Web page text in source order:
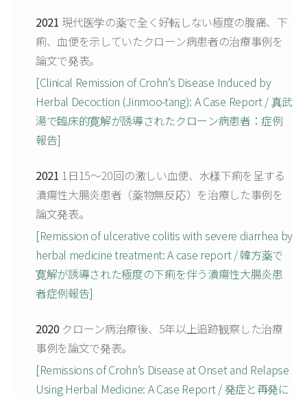
2021 現代医学の薬で全く好転しない極度の腹痛、下
痢、血便を示していたクローン病患者の治療事例を
論文で発表。
[Clinical Remission of Crohn’s Disease Induced by
Herbal Decoction (Jinmoo-tang): A Case Report / 真武
湯で臨床的寛解が誘導されたクローン病患者：症例
報告]
2021 1日15〜20回の激しい血便、水様下痢を呈する
潰瘍性大腸炎患者（薬物無反応）を治療した事例を
論文発表。
[Remission of ulcerative colitis with severe diarrhea by
herbal medicine treatment: A case report / 韓方薬で
寛解が誘導された極度の下痢を伴う潰瘍性大腸炎患
者症例報告]
2020クローン病治療後、5年以上追跡観察した治療
事例を論文で発表。
[Remissions of Crohn’s Disease at Onset and Relapse
Using Herbal Medicine: A Case Report / 発症と再発に